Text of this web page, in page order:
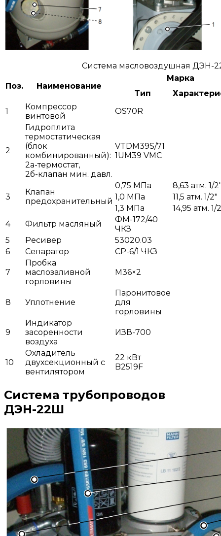
Система масловоздушная ДЭН-
Поз. Наименование
Марка
Тип
1
Компрессор
винтовой
OS70R
2
Гидроплита
термостатическая
(блок
комбинированный):
2а-термостат,
2б-клапан мин. давл.
VTDM39S/71
1UM39 VMC
3
Клапан
предохранительный
0,75 МПа
8,63 атм. 1/
1,0 МПа
11,5 атм. 1/2"
1,3 МПа
14,95 атм. 1/
4
Фильтр масляный
ФМ-172/40
ЧКЗ
5
Ресивер
53020.03
6
Сепаратор СР-6/1 ЧКЗ
7
Пробка
маслозаливной
горловины
М36×2
8 Уплотнение
Паронитовое
для
горловины
9
Индикатор
засоренности
воздуха
ИЗВ-700
10
Охладитель
двухсекционный с
вентилятором
22 кВт
B2519F
Система трубопроводов
ДЭН-22Ш